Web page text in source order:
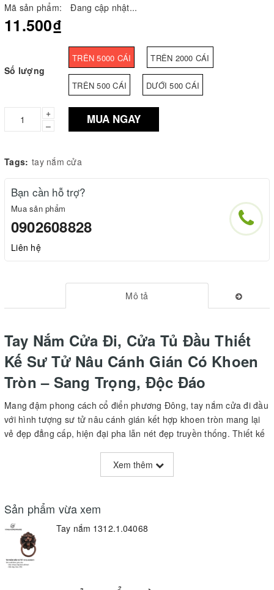
Mã sản phẩm:
Đang cập nhật...
11.500₫
Số lượng
TRÊN 5000 CÁI TRÊN 2000 CÁI
TRÊN 500 CÁI DƯỚI 500 CÁI
+
–
MUA NGAY
Tags: tay nắm cửa
Bạn cần hỗ trợ?
Mua sản phẩm
0902608828
Liên hệ
Mô tả
Tay Nắm Cửa Đi, Cửa Tủ Đầu Thiết
Kế Sư Tử Nâu Cánh Gián Có Khoen
Tròn – Sang Trọng, Độc Đáo
Mang đậm phong cách cổ điển phương Đông, tay nắm cửa đi đầu
với hình tượng sư tử nâu cánh gián kết hợp khoen tròn mang lại
vẻ đẹp đẳng cấp, hiện đại pha lẫn nét đẹp truyền thống. Thiết kế
của bạn thêm phần nổi bật và cuốn hút.
Thông tin sản phẩm:
Kích thước: Rộng 40mm, cao 68mm
Chất liệu:
và gỉ sét
Thiết kế:
Xem thêm
Sản phẩm vừa xem
Tay nắm 1312.1.04068